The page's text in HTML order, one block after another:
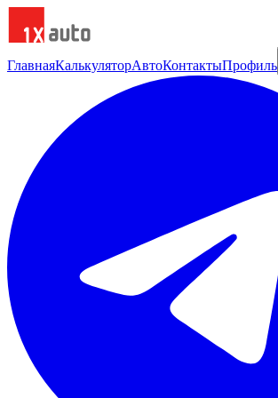
ГлавнаяКалькуляторАвтоКонтактыПрофиль